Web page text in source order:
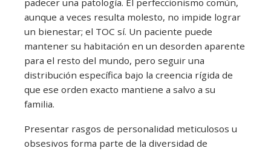
padecer una patología. El perfeccionismo común,
aunque a veces resulta molesto, no impide lograr
un bienestar; el TOC sí. Un paciente puede
mantener su habitación en un desorden aparente
para el resto del mundo, pero seguir una
distribución específica bajo la creencia rígida de
que ese orden exacto mantiene a salvo a su
familia.
Presentar rasgos de personalidad meticulosos u
obsesivos forma parte de la diversidad de